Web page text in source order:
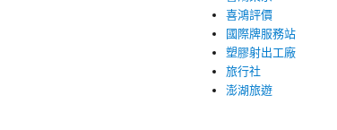
喜鴻評價
國際牌服務站
塑膠射出工廠
旅行社
澎湖旅遊